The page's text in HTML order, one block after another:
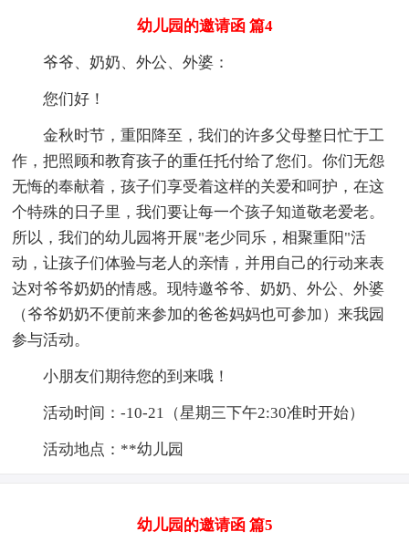
幼儿园的邀请函 篇4
爷爷、奶奶、外公、外婆：
您们好！
金秋时节，重阳降至，我们的许多父母整日忙于工
作，把照顾和教育孩子的重任托付给了您们。你们无怨
无悔的奉献着，孩子们享受着这样的关爱和呵护，在这
个特殊的日子里，我们要让每一个孩子知道敬老爱老。
所以，我们的幼儿园将开展"老少同乐，相聚重阳"活
动，让孩子们体验与老人的亲情，并用自己的行动来表
达对爷爷奶奶的情感。现特邀爷爷、奶奶、外公、外婆
（爷爷奶奶不便前来参加的爸爸妈妈也可参加）来我园
参与活动。
小朋友们期待您的到来哦！
活动时间：-10-21（星期三下午2:30准时开始）
活动地点：**幼儿园
幼儿园的邀请函 篇5